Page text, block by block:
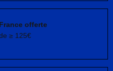
offerte
≥ 125€